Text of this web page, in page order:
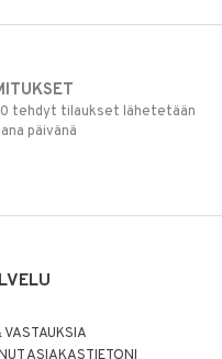
tehdyt tilaukset lähetetään
päivänä